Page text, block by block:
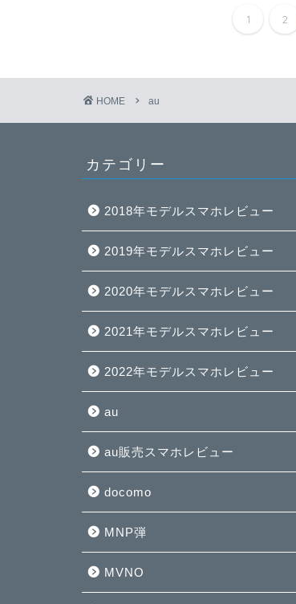
1 2
HOME au
カテゴリー
2018年モデルスマホレビュー
2019年モデルスマホレビュー
2020年モデルスマホレビュー
2021年モデルスマホレビュー
2022年モデルスマホレビュー
au
au販売スマホレビュー
docomo
MNP弾
MVNO